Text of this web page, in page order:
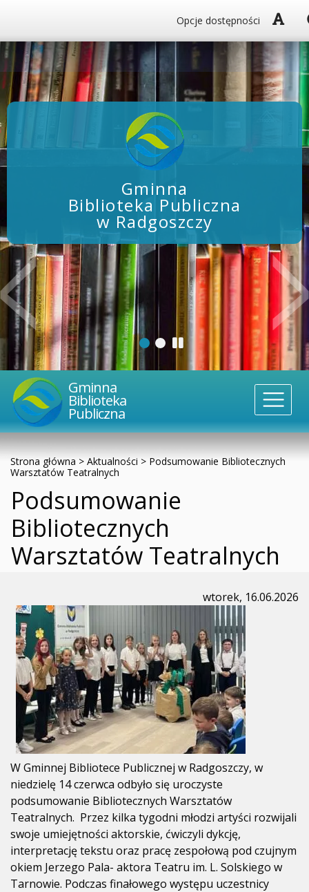
Opcje dostępności
Gminna
Biblioteka Publiczna
w Radgoszczy
Gminna
Biblioteka
Publiczna
Strona główna > Aktualności > Podsumowanie Bibliotecznych
Warsztatów Teatralnych
Podsumowanie
Bibliotecznych
Warsztatów Teatralnych
wtorek, 16.06.2026
W Gminnej Bibliotece Publicznej w Radgoszczy, w
niedzielę 14 czerwca odbyło się uroczyste
podsumowanie Bibliotecznych Warsztatów
Teatralnych. Przez kilka tygodni młodzi artyści rozwijali
swoje umiejętności aktorskie, ćwiczyli dykcję,
interpretację tekstu oraz pracę zespołową pod czujnym
okiem Jerzego Pala- aktora Teatru im. L. Solskiego w
Tarnowie. Podczas finałowego występu uczestnicy